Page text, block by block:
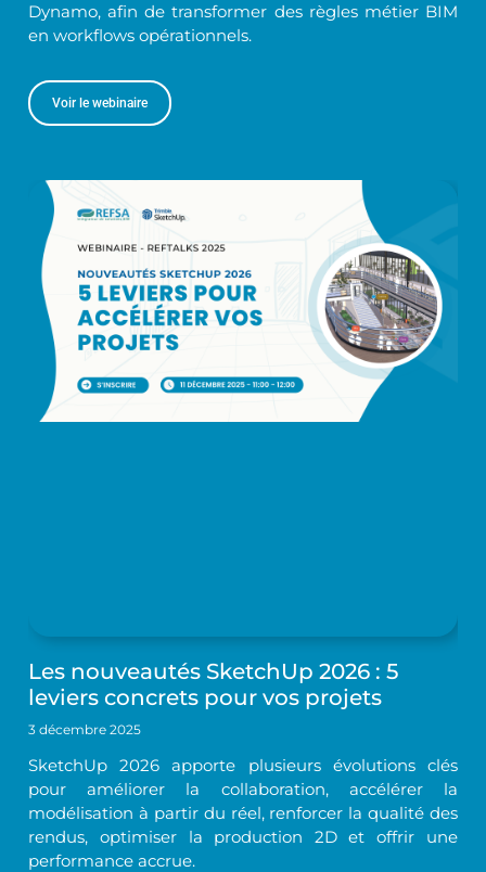
Dynamo, afin de transformer des règles métier BIM
en workflows opérationnels.
Voir le webinaire
Les nouveautés SketchUp 2026 : 5
leviers concrets pour vos projets
3 décembre 2025
SketchUp 2026 apporte plusieurs évolutions clés
pour améliorer la collaboration, accélérer la
modélisation à partir du réel, renforcer la qualité des
rendus, optimiser la production 2D et offrir une
performance accrue.